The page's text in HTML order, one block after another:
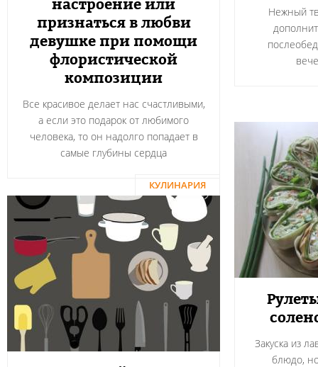
настроение или
признаться в любви
девушке при помощи
флористической
композиции
Все красивое делает нас счастливыми,
а если это подарок от любимого
человека, то он надолго попадает в
самые глубины сердца
Нежный
Закуска из
блюдо,
КУЛИНАРИЯ